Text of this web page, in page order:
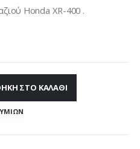
Honda XR-400 .
ΣΤΟ ΚΑΛΆΘΙ